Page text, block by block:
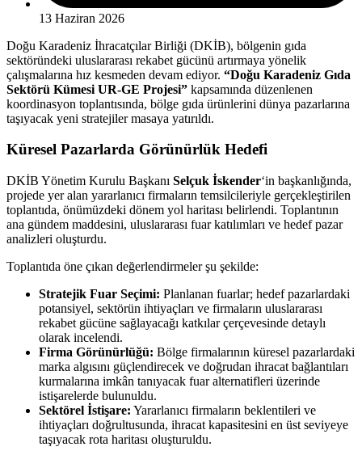
13 Haziran 2026
Doğu Karadeniz İhracatçılar Birliği (DKİB), bölgenin gıda
sektöründeki uluslararası rekabet gücünü artırmaya yönelik
çalışmalarına hız kesmeden devam ediyor. “Doğu Karadeniz Gıda
Sektörü Kümesi UR-GE Projesi” kapsamında düzenlenen
koordinasyon toplantısında, bölge gıda ürünlerini dünya pazarlarına
taşıyacak yeni stratejiler masaya yatırıldı.
Küresel Pazarlarda Görünürlük Hedefi
DKİB Yönetim Kurulu Başkanı Selçuk İskender‘in başkanlığında,
projede yer alan yararlanıcı firmaların temsilcileriyle gerçekleştirilen
toplantıda, önümüzdeki dönem yol haritası belirlendi. Toplantının
ana gündem maddesini, uluslararası fuar katılımları ve hedef pazar
analizleri oluşturdu.
Toplantıda öne çıkan değerlendirmeler şu şekilde:
Stratejik Fuar Seçimi: Planlanan fuarlar; hedef pazarlardaki
potansiyel, sektörün ihtiyaçları ve firmaların uluslararası
rekabet gücüne sağlayacağı katkılar çerçevesinde detaylı
olarak incelendi.
Firma Görünürlüğü: Bölge firmalarının küresel pazarlardaki
marka algısını güçlendirecek ve doğrudan ihracat bağlantıları
kurmalarına imkân tanıyacak fuar alternatifleri üzerinde
istişarelerde bulunuldu.
Sektörel İstişare: Yararlanıcı firmaların beklentileri ve
ihtiyaçları doğrultusunda, ihracat kapasitesini en üst seviyeye
taşıyacak rota haritası oluşturuldu.